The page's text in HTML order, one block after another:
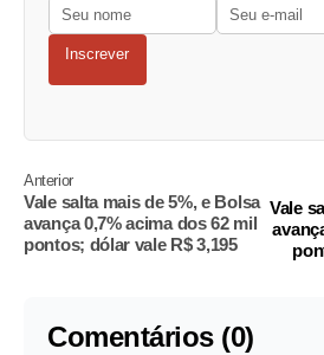
Inscrever
Anterior
Vale salta mais de 5%, e Bolsa
avança 0,7% acima dos 62 mil
pontos; dólar vale R$ 3,195
Vale
Comentários (0)